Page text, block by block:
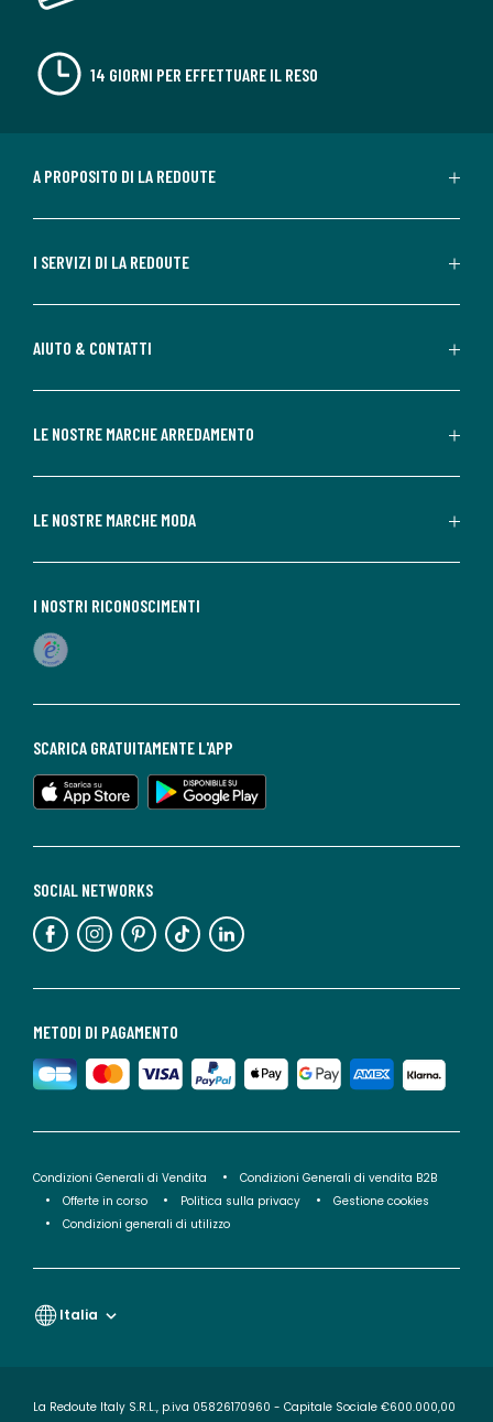
14 GIORNI PER EFFETTUARE IL RESO
A PROPOSITO DI LA REDOUTE
I SERVIZI DI LA REDOUTE
AIUTO & CONTATTI
LE NOSTRE MARCHE ARREDAMENTO
LE NOSTRE MARCHE MODA
METODI DI PAGAMENTO
SOCIAL NETWORKS
SCARICA GRATUITAMENTE L'APP
I NOSTRI RICONOSCIMENTI
Condizioni Generali di Vendita
Condizioni Generali di vendita B2B
Offerte in corso
Politica sulla privacy
Gestione cookies
Condizioni generali di utilizzo
Italia
La Redoute Italy S.R.L., p.iva 05826170960 - Capitale Sociale €600.000,00